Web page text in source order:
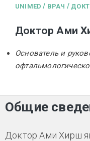
UNIMED / ВРАЧ /
Доктор Ами
Основатель и
Общие
Доктор Ами Хирш